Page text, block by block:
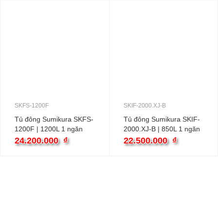
SKFS-1200F
Tủ đông Sumikura SKFS-
1200F | 1200L 1 ngăn
24.200.000 ₫
SKIF-2000.XJ-B
Tủ đông Sumikura SKIF-
2000.XJ-B | 850L 1 ngăn
22.500.000 ₫